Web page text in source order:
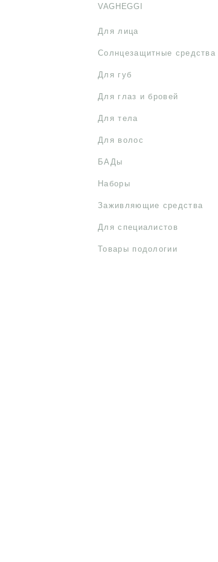
VAGHEGGI
Для лица
Солнцезащитные средства
Для губ
Для глаз и бровей
Для тела
Для волос
БАДы
Наборы
Заживляющие средства
Для специалистов
Товары подологии